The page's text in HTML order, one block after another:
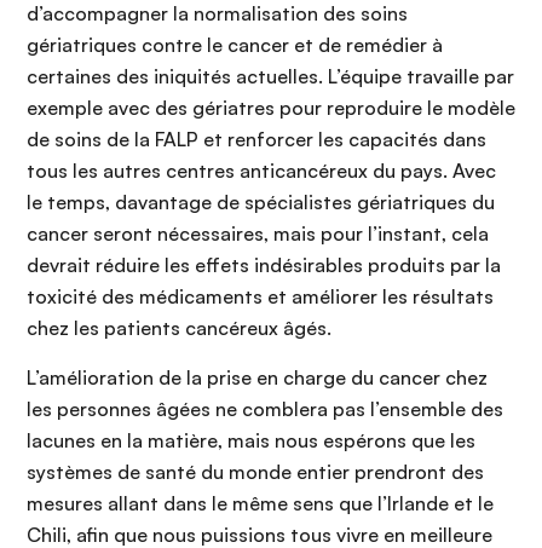
d’accompagner la normalisation des soins
gériatriques contre le cancer et de remédier à
certaines des iniquités actuelles. L’équipe travaille par
exemple avec des gériatres pour reproduire le modèle
de soins de la FALP et renforcer les capacités dans
tous les autres centres anticancéreux du pays. Avec
le temps, davantage de spécialistes gériatriques du
cancer seront nécessaires, mais pour l’instant, cela
devrait réduire les effets indésirables produits par la
toxicité des médicaments et améliorer les résultats
chez les patients cancéreux âgés.
L’amélioration de la prise en charge du cancer chez
les personnes âgées ne comblera pas l’ensemble des
lacunes en la matière, mais nous espérons que les
systèmes de santé du monde entier prendront des
mesures allant dans le même sens que l’Irlande et le
Chili, afin que nous puissions tous vivre en meilleure